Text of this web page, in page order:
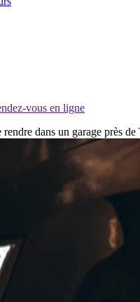
vous en ligne
dans un garage près de